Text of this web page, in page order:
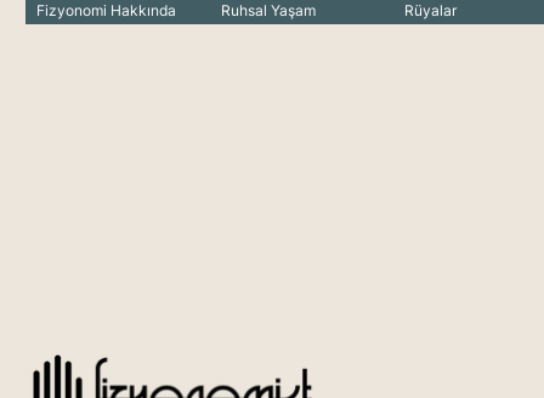
Fizyonomi Hakkında Ruhsal Yaşam Rüyalar